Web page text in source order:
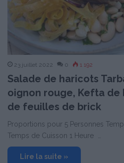
23 juillet 2022 0 1 192
Salade de haricots
oignon rouge, Kefta
de feuilles de brick
Proportions pour 5 Personnes
Temps de Cuisson 1 Heure …
Lire la suite »